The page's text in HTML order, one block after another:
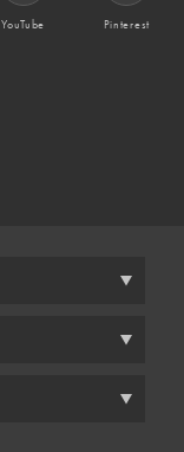
YouTube Pinterest